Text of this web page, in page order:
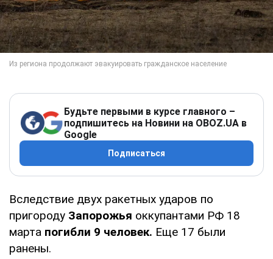
Будьте первыми в курсе главного –
подпишитесь на Новини на OBOZ.UA в
Google
Подписаться
Вследствие двух ракетных ударов по
пригороду Запорожья оккупантами РФ 18
марта погибли 9 человек. Еще 17 были
ранены.